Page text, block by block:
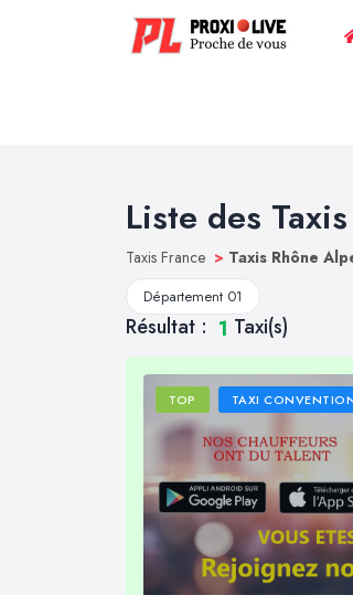
Liste des
Taxis France > Taxis Rhône
Département 01
Résultat : 1 Taxi(s)
TOP TAXI